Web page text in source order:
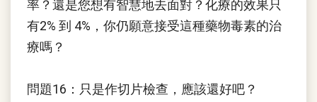
率？還是您想有智慧地去面對？化療的效果只
有2% 到 4%，你仍願意接受這種藥物毒素的治
療嗎？
問題16：只是作切片檢查，應該還好吧？